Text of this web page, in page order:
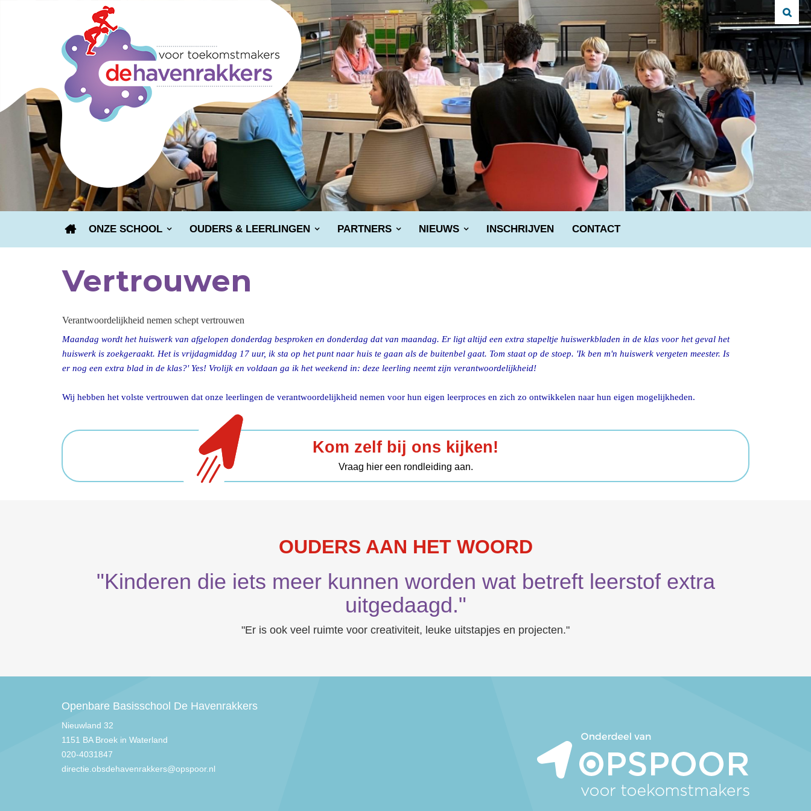
ONZE SCHOOL OUDERS & LEERLINGEN PARTNERS NIEUWS INSCHRIJVEN CONTACT
Vertrouwen
Verantwoordelijkheid nemen schept vertrouwen
Maandag wordt het huiswerk van afgelopen donderdag besproken en donderdag dat van maandag. Er ligt altijd een extra stapeltje huiswerkbladen in de klas voor het geval het
huiswerk is zoekgeraakt. Het is vrijdagmiddag 17 uur, ik sta op het punt naar huis te gaan als de buitenbel gaat. Tom staat op de stoep. 'Ik ben m'n huiswerk vergeten meester. Is
er nog een extra blad in de klas?' Yes! Vrolijk en voldaan ga ik het weekend in: deze leerling neemt zijn verantwoordelijkheid!
Wij hebben het volste vertrouwen dat onze leerlingen de verantwoordelijkheid nemen voor hun eigen leerproces en zich zo ontwikkelen naar hun eigen mogelijkheden.
Kom zelf bij ons kijken!
Vraag hier een rondleiding aan.
OUDERS AAN HET WOORD
"Kinderen die iets meer kunnen worden wat betreft leerstof extra
uitgedaagd."
"Er is ook veel ruimte voor creativiteit, leuke uitstapjes en projecten."
Openbare Basisschool De Havenrakkers
Nieuwland 32
1151 BA Broek in Waterland
020-4031847
directie.obsdehavenrakkers@opspoor.nl